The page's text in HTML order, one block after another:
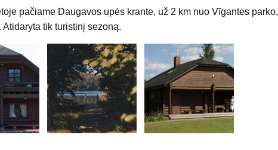
pačiame Daugavos upės krante, už 2 km nuo Vīgantes parko,
tik turistinį sezoną.